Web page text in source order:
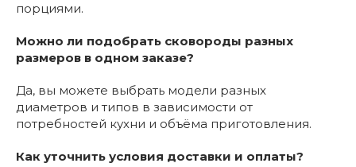
порциями.
Можно ли подобрать сковороды разных
размеров в одном заказе?
Да, вы можете выбрать модели разных
диаметров и типов в зависимости от
потребностей кухни и объёма приготовления.
Как уточнить условия доставки и оплаты?